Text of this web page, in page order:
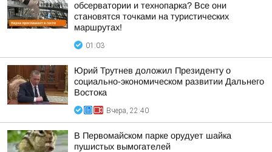
обсерватории и технопарка? Все они
становятся точками на туристических
маршрутах!
01:03
Юрий Трутнев доложил Президенту о
социально-экономическом развитии Дальнего
Востока
Вчера, 22:40
В Первомайском парке орудует шайка
пушистых вымогателей